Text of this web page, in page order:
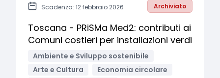
Scadenza: 12 febbraio 2026 Archiviato
Toscana - PRiSMa Med2: contributi ai
Comuni costieri per installazioni verdi
Ambiente e Sviluppo sostenibile
Arte e Cultura
Economia circolare